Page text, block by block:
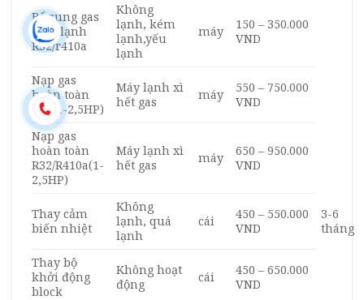
3-6
tháng
Bổ sung gas
máy lạnh
R32/r410a
Không
lạnh, kém
lạnh,yếu
lạnh
máy
150 – 350.000
VND
Nạp gas
hoàn toàn
R22(1-2,5HP)
Máy lạnh xì
hết gas
máy
550 – 750.000
VND
Nạp gas
hoàn toàn
R32/R410a(1-
2,5HP)
Máy lạnh xì
hết gas
máy
650 – 950.000
VND
Thay cảm
biến nhiệt
Không
lạnh, quá
lạnh
cái
450 – 550.000
VND
Thay bộ
khởi động
block
Không hoạt
động
cái
450 – 650.000
VND